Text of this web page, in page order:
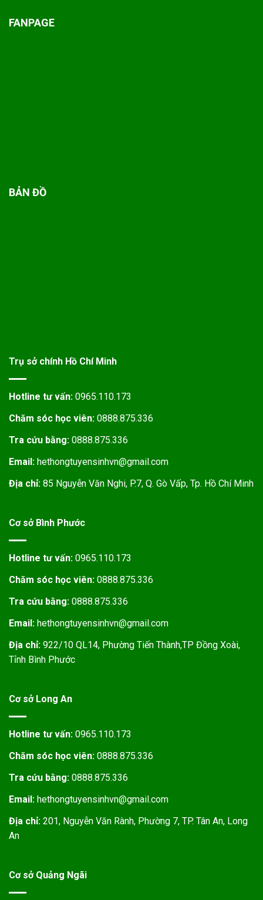
FANPAGE
BẢN ĐỒ
Trụ sở chính Hồ Chí Minh
Hotline tư vấn: 0965.110.173
Chăm sóc học viên: 0888.875.336
Tra cứu bằng: 0888.875.336
Email: hethongtuyensinhvn@gmail.com
Địa chỉ: 85 Nguyễn Văn Nghi, P.7, Q. Gò Vấp, Tp. Hồ Chí Minh
Cơ sở Bình Phước
Hotline tư vấn: 0965.110.173
Chăm sóc học viên: 0888.875.336
Tra cứu bằng: 0888.875.336
Email: hethongtuyensinhvn@gmail.com
Địa chỉ: 922/10 QL14, Phường Tiến Thành,TP Đồng Xoài,
Tỉnh Bình Phước
Cơ sở Long An
Hotline tư vấn: 0965.110.173
Chăm sóc học viên: 0888.875.336
Tra cứu bằng: 0888.875.336
Email: hethongtuyensinhvn@gmail.com
Địa chỉ: 201, Nguyễn Văn Rành, Phường 7, TP. Tân An, Long
An
Cơ sở Quảng Ngãi